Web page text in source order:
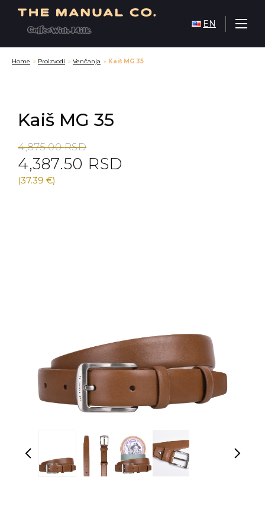
EN
Home » Proizvodi » Venčanja » Kaiš MG 35
Kaiš MG 35
4,875.00RSD
Original
price
was:
4,387.50 RSD
Current
price
is:
(37.39 €)